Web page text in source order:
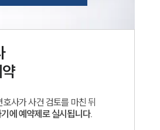
사가 사건 검토를 마친 뒤
에 예약제로 실시됩니다.